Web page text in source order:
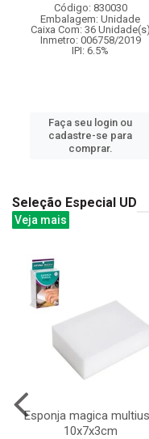
Código: 830030
Embalagem: Unidade
Caixa Com: 36 Unidade(s)
Inmetro: 006758/2019
IPI: 6.5%
Faça seu login ou
cadastre-se para
comprar.
Seleção Especial UD
Veja mais
Esponja magica
10x7x3cm